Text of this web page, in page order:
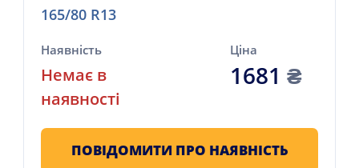
165/80 R13
Наявність
Немає в
наявності
Ціна
1681₴
ПОВІДОМИТИ ПРО НАЯВНІСТЬ